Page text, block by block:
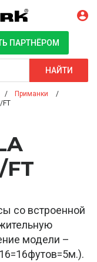
ПАРТНЁРОМ
НАЙТИ
Приманки
FT
со встроенной
модели –